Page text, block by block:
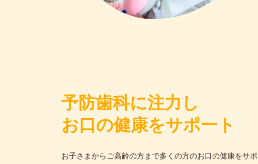
予防歯科に注力し
お口の健康をサポート
お子さまからご高齢の方まで多くの方のお口の健康をサ